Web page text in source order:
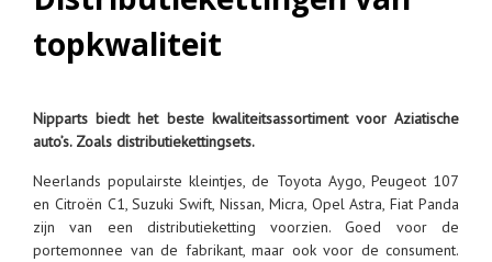
topkwaliteit
Nipparts biedt het beste kwaliteitsassortiment voor Aziatische
auto’s. Zoals distributiekettingsets.
Neerlands populairste kleintjes, de Toyota Aygo, Peugeot 107
en Citroën C1, Suzuki Swift, Nissan, Micra, Opel Astra, Fiat Panda
zijn van een distributieketting voorzien. Goed voor de
portemonnee van de fabrikant, maar ook voor de consument.